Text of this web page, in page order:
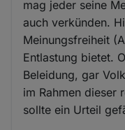
mag jeder seine
auch verkünden.
Meinungsfreiheit
Entlastung bietet.
Beleidung, gar
im Rahmen dieser
sollte ein Urteil